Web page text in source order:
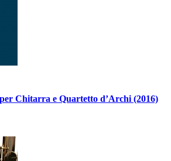
Chitarra e Quartetto d’Archi (2016)